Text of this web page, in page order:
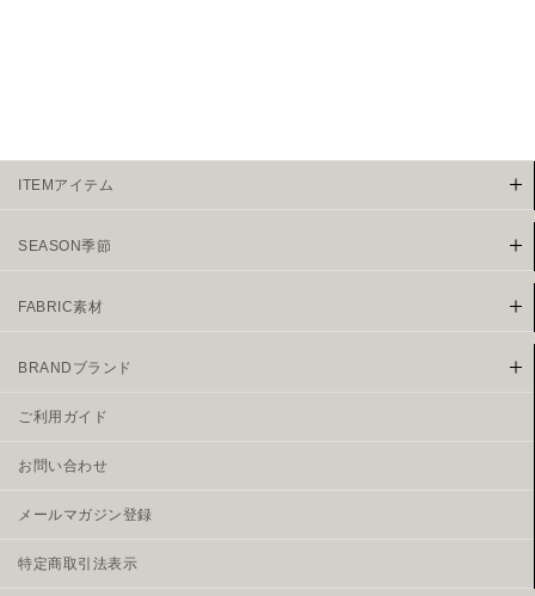
ITEMアイテム
SEASON季節
FABRIC素材
BRANDブランド
ご利用ガイド
お問い合わせ
メールマガジン登録
特定商取引法表示